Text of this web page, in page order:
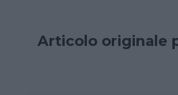
Articolo originale